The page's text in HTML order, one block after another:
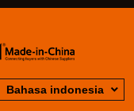
Bahasa indonesia